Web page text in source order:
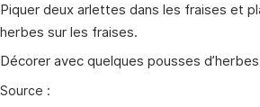
Piquer deux arlettes dans les fraises et
herbes sur les fraises.
Décorer avec quelques pousses
Source :